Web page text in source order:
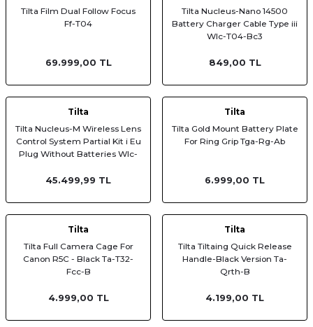
Tilta Film Dual Follow Focus
Ff-T04
69.999,00 TL
Tilta Nucleus-Nano 14500
Battery Charger Cable Type iii
Wlc-T04-Bc3
849,00 TL
Tilta
Tilta Nucleus-M Wireless Lens
Control System Partial Kit i Eu
Plug Without Batteries Wlc-
45.499,99 TL
Tilta
Tilta Gold Mount Battery Plate
For Ring Grip Tga-Rg-Ab
6.999,00 TL
Tilta
Tilta Full Camera Cage For
Canon R5C - Black Ta-T32-
Fcc-B
4.999,00 TL
Tilta
Tilta Tiltaing Quick Release
Handle-Black Version Ta-
Qrth-B
4.199,00 TL